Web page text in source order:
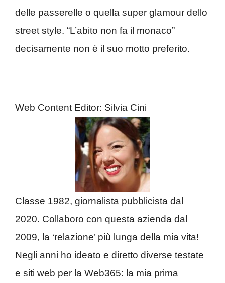
delle passerelle o quella super glamour dello
street style. “L’abito non fa il monaco”
decisamente non è il suo motto preferito.
Web Content Editor: Silvia Cini
Classe 1982, giornalista pubblicista dal
2020. Collaboro con questa azienda dal
2009, la ‘relazione’ più lunga della mia vita!
Negli anni ho ideato e diretto diverse testate
e siti web per la Web365: la mia prima